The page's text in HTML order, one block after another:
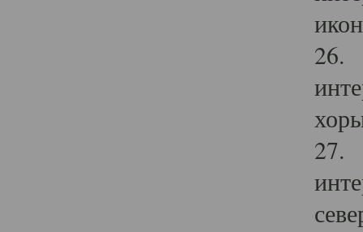
26.
27.